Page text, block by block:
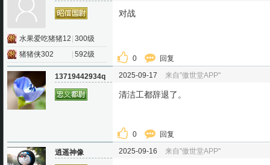
水果爱吃猪猪122300级
猪猪侠302
592级
对战
0 回复
13719442934q 2025-09-17 来自"傲世堂APP"
清洁工都辞退了。
0 回复
逍遥神像 2025-09-16 来自"傲世堂APP"